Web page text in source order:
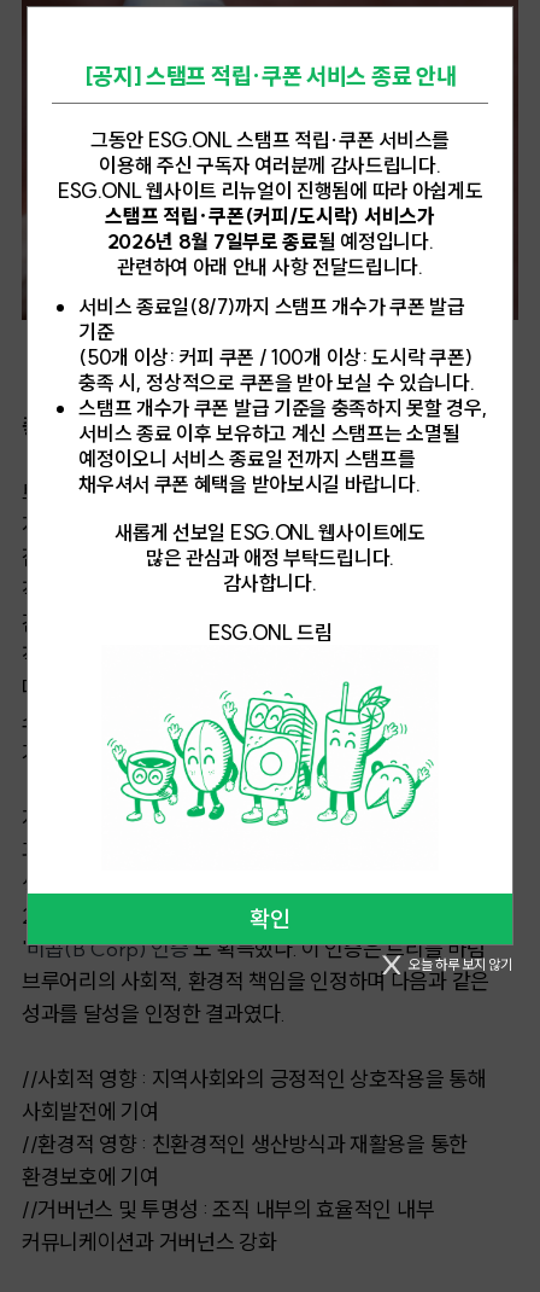
[2019년 비콥 인증을 받은 트리플 바텀 브루어리 ⓒTriple Bottom Brewing]
좋은 문제정의는 좋은 해답은 만들어낸다
트리플 바텀 브루어리는 기업의 목표를 생산량 증가,
지속가능성 강화, 브랜드 이미지 강화, 지역사회 기여로
잡았다. 그리고 목표의 효과적 달성을 위해 커뮤니케이션에
적극적으로 힘썼다. 내부 커뮤니케이션 플랫폼을 도입해 팀
간 원활한 소통을 높이고, 생산 프로세스 개선 아이디어를
적극적으로 공유했다. 생산량 증가 및 효율성 개선이
따라왔다. 소비자와의 적극적 소통도 놓치지 않았다. 그들의
소셜미디어와 온라인 커뮤니티 활동은 브랜드 인지도와
가치의 상승을 견인했다.
지역, 환경과 함께하는 지속가능성의 강화도 중요한
과제였다. 향상된 내부 커뮤니케이션을 바탕으로
생산과정의 친환경성 강화 필요성을 나누고, 실현했다.
2019년에는 지속 가능성과 고품질 생산에 대한 공헌으로
'비콥(B Corp) 인증'도 획득했다. 이 인증은 트리플 바텀
브루어리의 사회적, 환경적 책임을 인정하며 다음과 같은
성과를 달성을 인정한 결과였다.
//사회적 영향 : 지역사회와의 긍정적인 상호작용을 통해
사회발전에 기여
//환경적 영향 : 친환경적인 생산방식과 재활용을 통한
환경보호에 기여
//거버넌스 및 투명성 : 조직 내부의 효율적인 내부
커뮤니케이션과 거버넌스 강화
[공지] 스탬프 적립·쿠폰 서비스 종료 안내
그동안 ESG.ONL 스탬프 적립·쿠폰 서비스를
이용해 주신 구독자 여러분께 감사드립니다.
ESG.ONL 웹사이트 리뉴얼이 진행됨에 따라 아쉽게도
스탬프 적립·쿠폰(커피/도시락) 서비스가
2026년 8월 7일부로 종료될 예정입니다.
관련하여 아래 안내 사항 전달드립니다.
서비스 종료일(8/7)까지 스탬프 개수가 쿠폰 발급
기준
(50개 이상: 커피 쿠폰 / 100개 이상: 도시락 쿠폰)
충족 시, 정상적으로 쿠폰을 받아 보실 수 있습니다.
스탬프 개수가 쿠폰 발급 기준을 충족하지 못할 경우,
서비스 종료 이후 보유하고 계신 스탬프는 소멸될
예정이오니 서비스 종료일 전까지 스탬프를
채우셔서 쿠폰 혜택을 받아보시길 바랍니다.
새롭게 선보일 ESG.ONL 웹사이트에도
많은 관심과 애정 부탁드립니다.
감사합니다.
ESG.ONL 드림
확인
오늘 하루 보지 않기